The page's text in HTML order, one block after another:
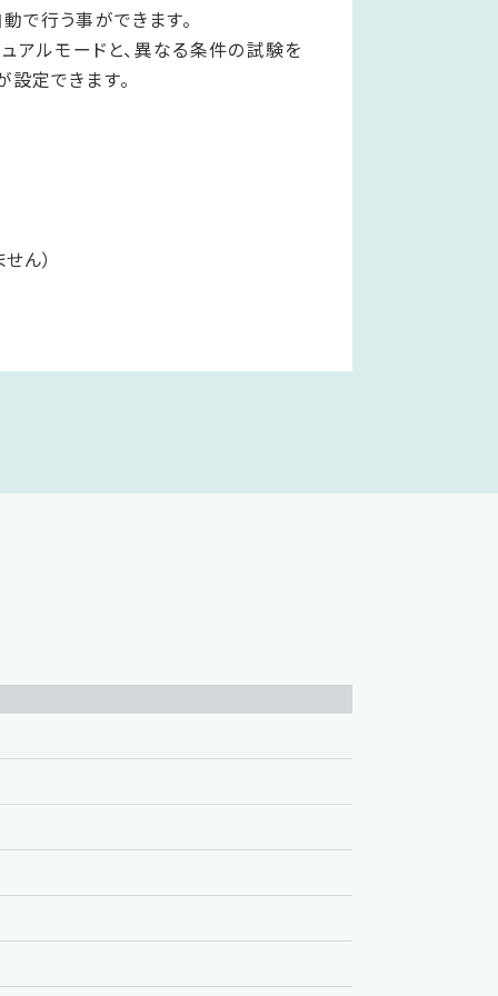
で行う事ができます。
定できます。
ん）